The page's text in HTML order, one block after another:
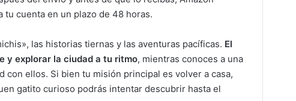
tu cuenta en un plazo de 48 horas.
las historias tiernas y las aventuras pacíficas. El
y explorar la ciudad a tu ritmo, mientras conoces a una
con ellos. Si bien tu misión principal es volver a casa,
gatito curioso podrás intentar descubrir hasta el